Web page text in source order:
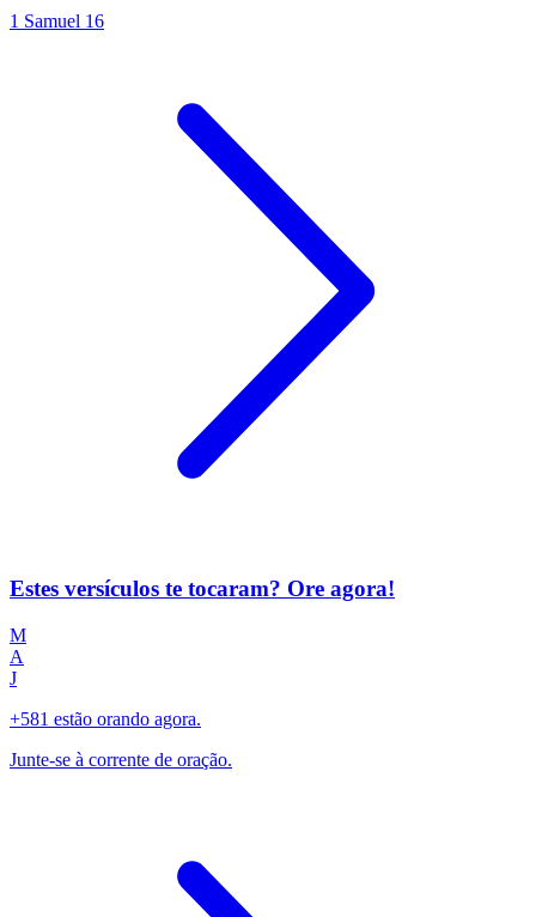
1 Samuel 16
Estes versículos te tocaram? Ore agora!
M
A
J
+581 estão orando agora.
Junte-se à corrente de oração.